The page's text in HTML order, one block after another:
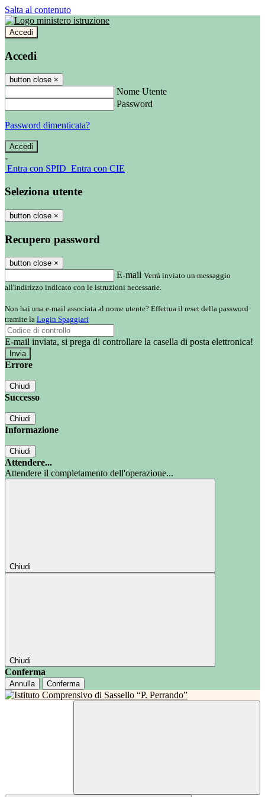
Salta al contenuto
Accedi
Accedi
button close ×
Nome Utente
Password
Password dimenticata?
-
Entra con SPID Entra con CIE
Seleziona utente
button close ×
Recupero password
button close ×
E-mail Verrà inviato un messaggio
all'indirizzo indicato con le istruzioni necessarie.
Non hai una e-mail associata al nome utente? Effettua il reset della password
tramite la Login Spaggiari
E-mail inviata, si prega di controllare la casella di posta elettronica!
Errore
Chiudi
Successo
Chiudi
Informazione
Chiudi
Attendere...
Attendere il completamento dell'operazione...
Chiudi
Chiudi
Conferma
Annulla Conferma